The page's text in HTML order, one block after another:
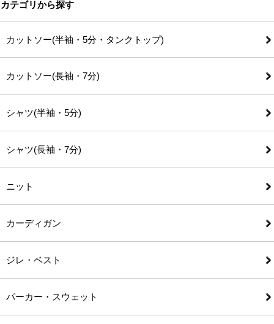
カテゴリから探す
カットソー(半袖・5分・タンクトップ)
カットソー(長袖・7分)
シャツ(半袖・5分)
シャツ(長袖・7分)
ニット
カーディガン
ジレ・ベスト
パーカー・スウェット